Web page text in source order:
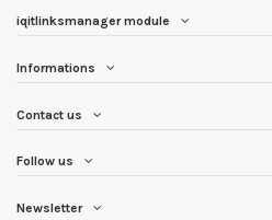
iqitlinksmanager module
Informations
Contact us
Follow us
Newsletter